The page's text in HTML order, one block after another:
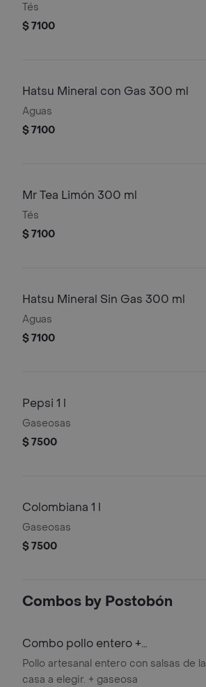
Tés
$ 7100
Hatsu Mineral con Gas 300 ml
Aguas
$ 7100
Mr Tea Limón 300 ml
Tés
$ 7100
Hatsu Mineral Sin Gas 300 ml
Aguas
$ 7100
Pepsi 1 l
Gaseosas
$ 7500
Colombiana 1 l
Gaseosas
$ 7500
Combos by Postobón
Combo pollo entero +
colombiana 1 l
Pollo artesanal entero con salsas de la
casa a elegir. + gaseosa